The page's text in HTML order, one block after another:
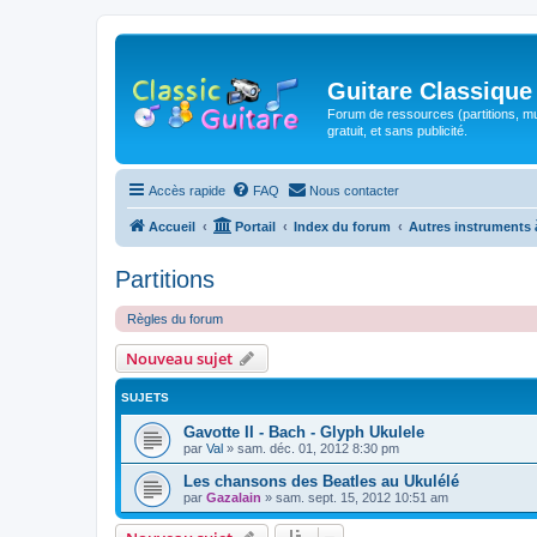
Guitare Classique
Forum de ressources (partitions,
gratuit, et sans publicité.
Accès rapide FAQ Nous contacter
Accueil Portail Index du forum Autres instruments
Partitions
Règles du forum
Nouveau sujet
SUJETS
Gavotte II - Bach - Glyph Ukulele
par Val » sam. déc. 01, 2012 8:30 pm
Les chansons des Beatles au Ukulélé
par Gazalain » sam. sept. 15, 2012 10:51 am